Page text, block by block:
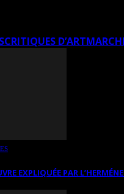
CRITIQUES D’ART
EXPLIQUÉE PAR